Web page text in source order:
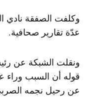
عدّة تقارير صحافية.
ونقلت الشبكة عن
قوله أن السبب وراء
عن رحيل نجمه